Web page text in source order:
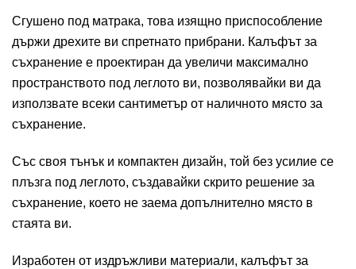
Сгушено под матрака, това изящно приспособление
държи дрехите ви спретнато прибрани. Калъфът за
съхранение е проектиран да увеличи максимално
пространството под леглото ви, позволявайки ви да
използвате всеки сантиметър от наличното място за
съхранение.
Със своя тънък и компактен дизайн, той без усилие се
плъзга под леглото, създавайки скрито решение за
съхранение, което не заема допълнително място в
стаята ви.
Изработен от издръжливи материали, калъфът за